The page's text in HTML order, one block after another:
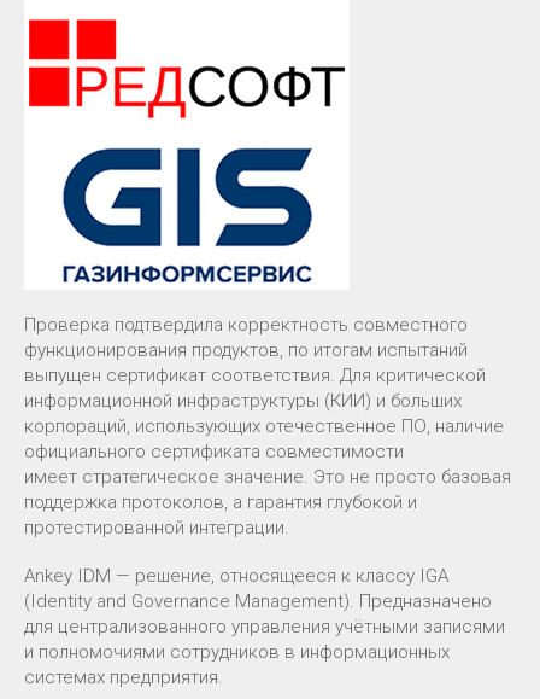
Проверка подтвердила корректность совместного
функционирования продуктов, по итогам испытаний
выпущен сертификат соответствия. Для критической
информационной инфраструктуры (КИИ) и больших
корпораций, использующих отечественное ПО, наличие
официального сертификата совместимости
имеет стратегическое значение. Это не просто базовая
поддержка протоколов, а гарантия глубокой и
протестированной интеграции.
Ankey IDM — решение, относящееся к классу IGA
(Identity and Governance Management). Предназначено
для централизованного управления учётными записями
и полномочиями сотрудников в информационных
системах предприятия.